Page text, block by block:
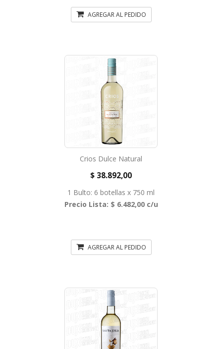
AGREGAR AL PEDIDO
Crios Dulce Natural
$ 38.892,00
1 Bulto: 6 botellas x 750 ml
Precio Lista: $ 6.482,00 c/u
AGREGAR AL PEDIDO